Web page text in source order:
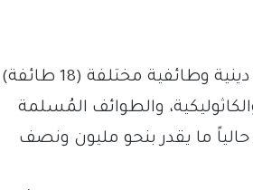
من المعروف أن لبنان هو بوتقة تنصهر فيها قطاعات دينية وطائفية مختلفة (18 طائفة)
والطوائف المُسلمة
ما يقدر بنحو مليون ونصف